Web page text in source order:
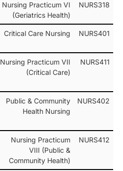
NURS318
Nursing Practicum VI
(Geriatrics Health)
NURS401
Critical Care Nursing
NURS411
Nursing Practicum VII
(Critical Care)
NURS402
Public & Community
Health Nursing
NURS412
Nursing Practicum
VIII (Public &
Community Health)